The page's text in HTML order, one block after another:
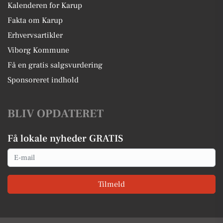
Kalenderen for Karup
Fakta om Karup
Erhvervsartikler
Viborg Kommune
Få en gratis salgsvurdering
Sponsoreret indhold
BLIV OPDATERET
Få lokale nyheder GRATIS
Email
Tilmeld